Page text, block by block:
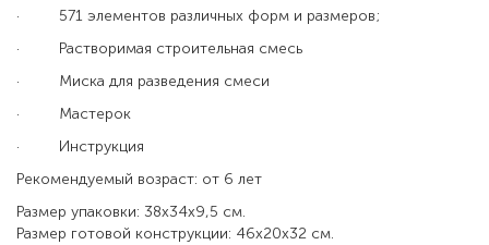
· 571 элементов различных форм и размеров;
· Растворимая строительная смесь
· Миска для разведения смеси
· Мастерок
· Инструкция
Рекомендуемый возраст: от 6 лет
Размер упаковки: 38х34х9,5 см.
Размер готовой конструкции: 46х20х32 см.